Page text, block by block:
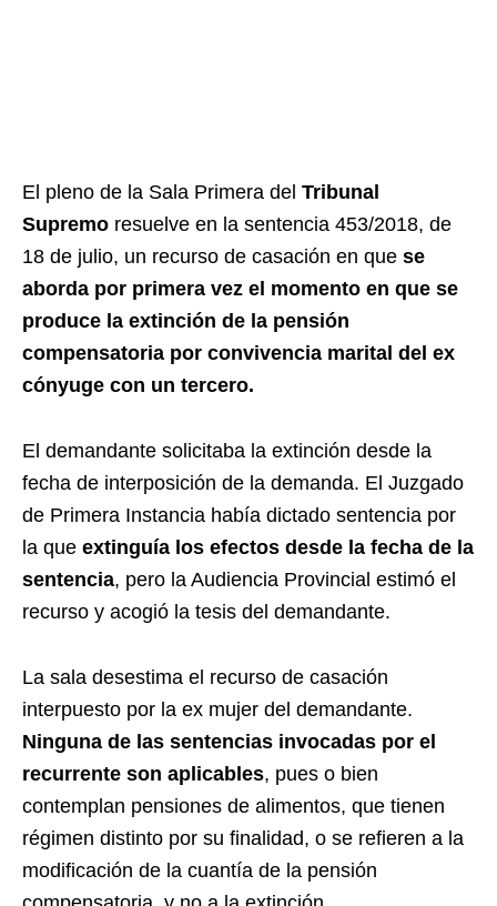
El pleno de la Sala Primera del Tribunal
Supremo resuelve en la sentencia 453/2018, de
18 de julio, un recurso de casación en que se
aborda por primera vez el momento en que se
produce la extinción de la pensión
compensatoria por convivencia marital del ex
cónyuge con un tercero.
El demandante solicitaba la extinción desde la
fecha de interposición de la demanda. El Juzgado
de Primera Instancia había dictado sentencia por
la que extinguía los efectos desde la fecha de la
sentencia, pero la Audiencia Provincial estimó el
recurso y acogió la tesis del demandante.
La sala desestima el recurso de casación
interpuesto por la ex mujer del demandante.
Ninguna de las sentencias invocadas por el
recurrente son aplicables, pues o bien
contemplan pensiones de alimentos, que tienen
régimen distinto por su finalidad, o se refieren a la
modificación de la cuantía de la pensión